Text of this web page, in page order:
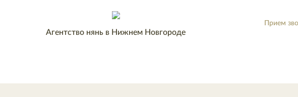
Агентство нянь в Нижнем Новгороде
Прием